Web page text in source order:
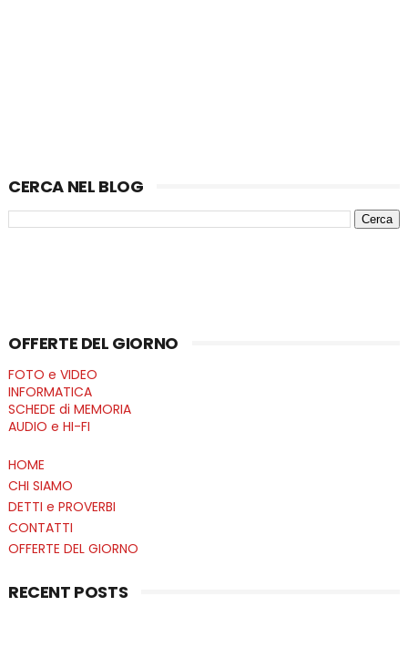
CERCA NEL BLOG
OFFERTE DEL GIORNO
FOTO e VIDEO
INFORMATICA
SCHEDE di MEMORIA
AUDIO e HI-FI
HOME
CHI SIAMO
DETTI e PROVERBI
CONTATTI
OFFERTE DEL GIORNO
RECENT POSTS